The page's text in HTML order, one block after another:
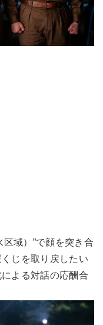
域）”で顔を突き合
じを取り戻したい
よる対話の応酬合